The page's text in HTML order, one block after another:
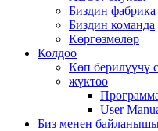
Биздин фабрика
Биздин команда
Көргөзмөлөр
Колдоо
Көп берилүүчү
жүктөө
User
Биз менен